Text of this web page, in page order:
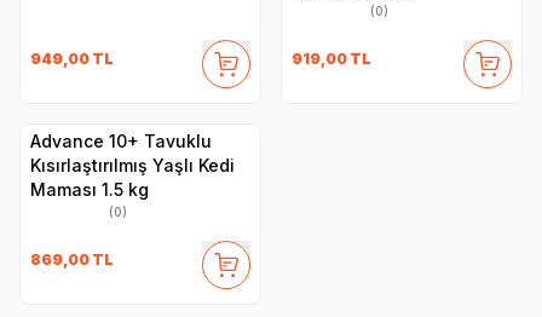
949,00 TL
(0)
919,00 TL
Advance 10+ Tavuklu
Kısırlaştırılmış Yaşlı Kedi
Maması 1.5 kg
(0)
869,00 TL